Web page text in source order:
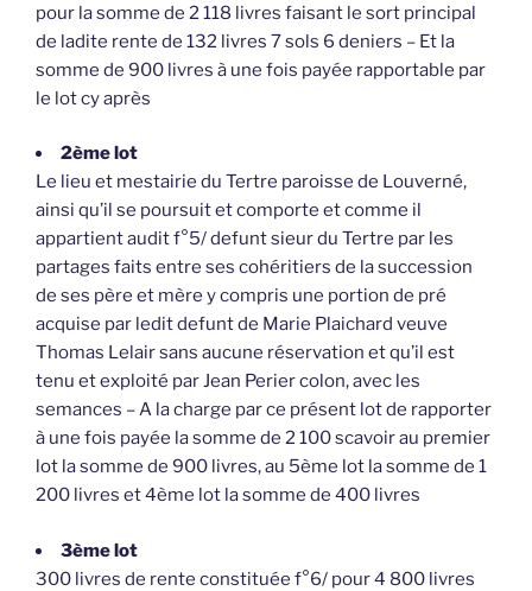
pour la somme de 2 118 livres faisant le sort principal
de ladite rente de 132 livres 7 sols 6 deniers – Et la
somme de 900 livres à une fois payée rapportable par
le lot cy après
2ème lot
Le lieu et mestairie du Tertre paroisse de Louverné,
ainsi qu’il se poursuit et comporte et comme il
appartient audit f°5/ defunt sieur du Tertre par les
partages faits entre ses cohéritiers de la succession
de ses père et mère y compris une portion de pré
acquise par ledit defunt de Marie Plaichard veuve
Thomas Lelair sans aucune réservation et qu’il est
tenu et exploité par Jean Perier colon, avec les
semances – A la charge par ce présent lot de rapporter
à une fois payée la somme de 2 100 scavoir au premier
lot la somme de 900 livres, au 5ème lot la somme de 1
200 livres et 4ème lot la somme de 400 livres
3ème lot
300 livres de rente constituée f°6/ pour 4 800 livres